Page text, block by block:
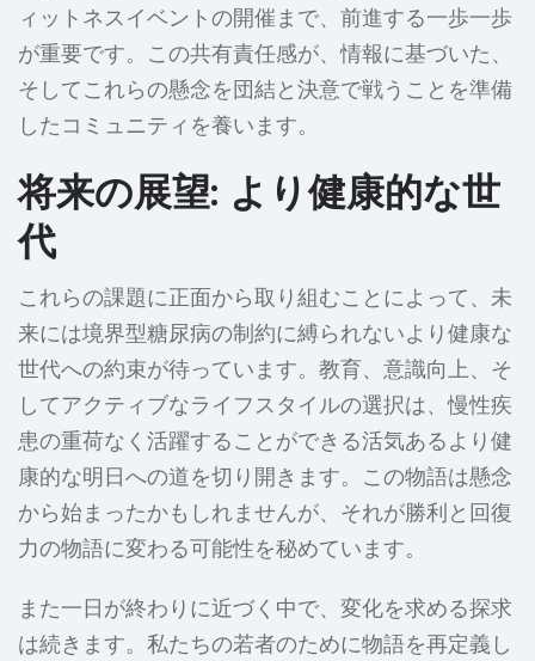
ィットネスイベントの開催まで、前進する一歩一歩
が重要です。この共有責任感が、情報に基づいた、
そしてこれらの懸念を団結と決意で戦うことを準備
したコミュニティを養います。
将来の展望: より健康的な世
代
これらの課題に正面から取り組むことによって、未
来には境界型糖尿病の制約に縛られないより健康な
世代への約束が待っています。教育、意識向上、そ
してアクティブなライフスタイルの選択は、慢性疾
患の重荷なく活躍することができる活気あるより健
康的な明日への道を切り開きます。この物語は懸念
から始まったかもしれませんが、それが勝利と回復
力の物語に変わる可能性を秘めています。
また一日が終わりに近づく中で、変化を求める探求
は続きます。私たちの若者のために物語を再定義し